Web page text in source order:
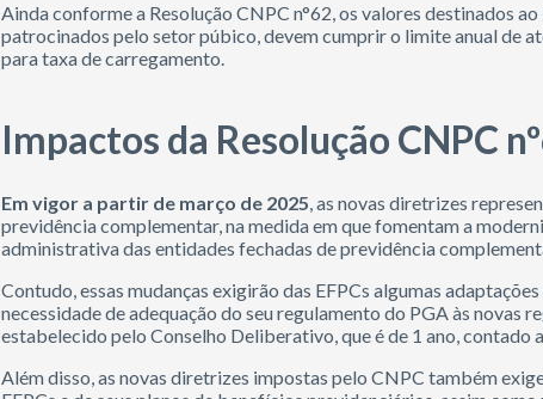
Ainda conforme a Resolução CNPC n°62, os valores destinados
patrocinados pelo setor púbico, devem cumprir o limite anual de
para taxa de carregamento.
Impactos da Resolução CNPC
Em vigor a partir de março de 2025, as novas diretrizes
previdência complementar, na medida em que fomentam a
administrativa das entidades fechadas de previdência
Contudo, essas mudanças exigirão das EFPCs algumas
necessidade de adequação do seu regulamento do PGA às novas
estabelecido pelo Conselho Deliberativo, que é de 1 ano, contado
Além disso, as novas diretrizes impostas pelo CNPC também